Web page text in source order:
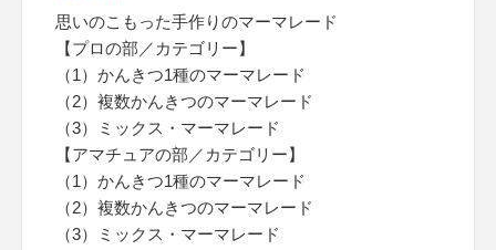
思いのこもった手作りのマーマレード
【プロの部／カテゴリー】
（1）かんきつ1種のマーマレード
（2）複数かんきつのマーマレード
（3）ミックス・マーマレード
【アマチュアの部／カテゴリー】
（1）かんきつ1種のマーマレード
（2）複数かんきつのマーマレード
（3）ミックス・マーマレード